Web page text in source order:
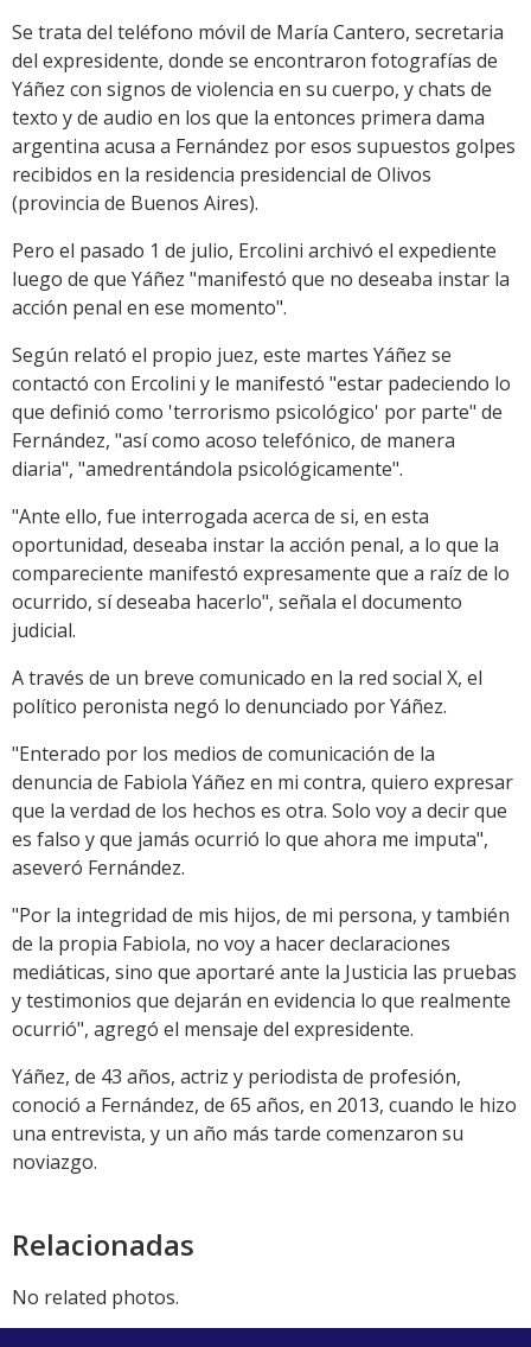
Se trata del teléfono móvil de María Cantero, secretaria
del expresidente, donde se encontraron fotografías de
Yáñez con signos de violencia en su cuerpo, y chats de
texto y de audio en los que la entonces primera dama
argentina acusa a Fernández por esos supuestos golpes
recibidos en la residencia presidencial de Olivos
(provincia de Buenos Aires).
Pero el pasado 1 de julio, Ercolini archivó el expediente
luego de que Yáñez "manifestó que no deseaba instar la
acción penal en ese momento".
Según relató el propio juez, este martes Yáñez se
contactó con Ercolini y le manifestó "estar padeciendo lo
que definió como 'terrorismo psicológico' por parte" de
Fernández, "así como acoso telefónico, de manera
diaria", "amedrentándola psicológicamente".
"Ante ello, fue interrogada acerca de si, en esta
oportunidad, deseaba instar la acción penal, a lo que la
compareciente manifestó expresamente que a raíz de lo
ocurrido, sí deseaba hacerlo", señala el documento
judicial.
A través de un breve comunicado en la red social X, el
político peronista negó lo denunciado por Yáñez.
"Enterado por los medios de comunicación de la
denuncia de Fabiola Yáñez en mi contra, quiero expresar
que la verdad de los hechos es otra. Solo voy a decir que
es falso y que jamás ocurrió lo que ahora me imputa",
aseveró Fernández.
"Por la integridad de mis hijos, de mi persona, y también
de la propia Fabiola, no voy a hacer declaraciones
mediáticas, sino que aportaré ante la Justicia las pruebas
y testimonios que dejarán en evidencia lo que realmente
ocurrió", agregó el mensaje del expresidente.
Yáñez, de 43 años, actriz y periodista de profesión,
conoció a Fernández, de 65 años, en 2013, cuando le hizo
una entrevista, y un año más tarde comenzaron su
noviazgo.
Relacionadas
No related photos.